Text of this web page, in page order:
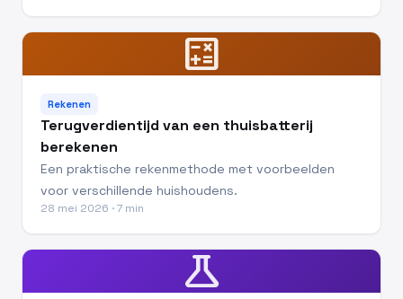
calculate
Rekenen
Terugverdientijd van een thuisbatterij
berekenen
Een praktische rekenmethode met voorbeelden
voor verschillende huishoudens.
28 mei 2026 · 7 min
science